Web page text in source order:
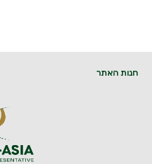
חנות האתר